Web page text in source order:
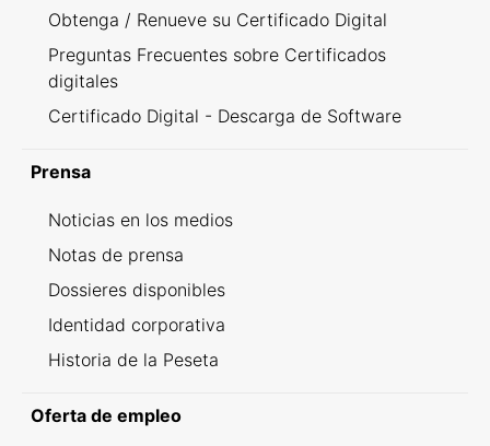
Obtenga / Renueve su Certificado Digital
Preguntas Frecuentes sobre Certificados
digitales
Certificado Digital - Descarga de Software
Prensa
Noticias en los medios
Notas de prensa
Dossieres disponibles
Identidad corporativa
Historia de la Peseta
Oferta de empleo